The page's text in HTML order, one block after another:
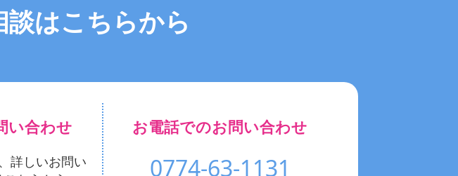
はこちらから
い合わせ
詳しいお問い
お電話でのお問い合わせ
0774-63-1131